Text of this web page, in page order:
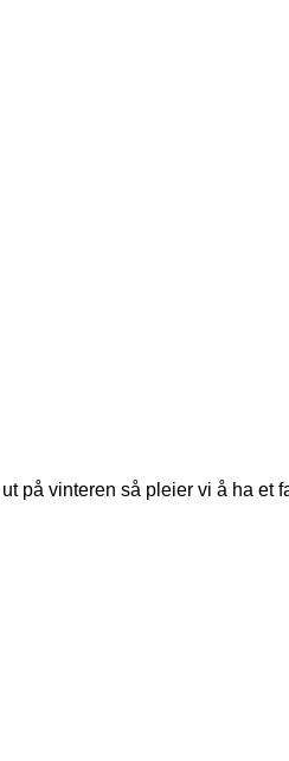
vinteren så pleier vi å ha et